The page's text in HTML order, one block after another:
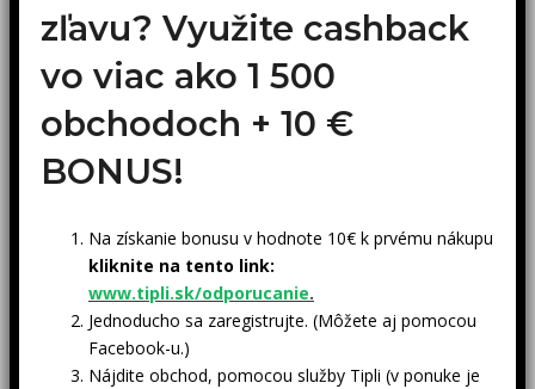
zľavu? Využite cashback
vo viac ako 1 500
obchodoch + 10 €
BONUS!
Na získanie bonusu v hodnote 10€ k prvému nákupu
kliknite na tento link:
www.tipli.sk/odporucanie.
Jednoducho sa zaregistrujte. (Môžete aj pomocou
Facebook-u.)
Nájdite obchod, pomocou služby Tipli (v ponuke je